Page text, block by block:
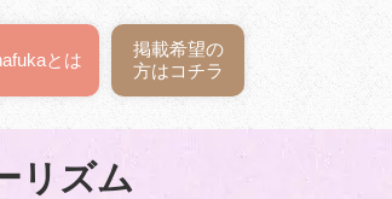
掲載希望の
方はコチラ
とは
リズム